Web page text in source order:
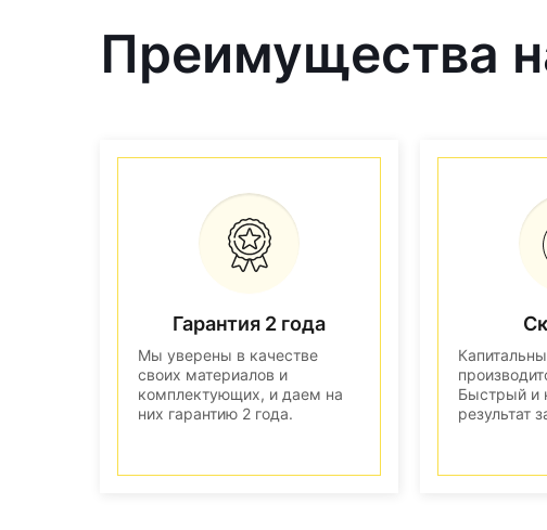
Преимущества
Гарантия 2 года
Мы уверены в качестве
своих материалов и
комплектующих, и даем на
них гарантию 2 года.
Быстрый и
результат